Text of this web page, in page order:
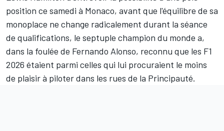
position ce samedi à Monaco, avant que l'équilibre de sa
monoplace ne change radicalement durant la séance
de qualifications, le septuple champion du monde a,
dans la foulée de Fernando Alonso, reconnu que les F1
2026 étaient parmi celles qui lui procuraient le moins
de plaisir à piloter dans les rues de la Principauté.